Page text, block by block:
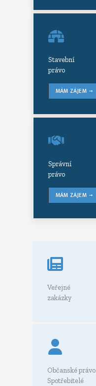
Stavební
právo
MÁM ZÁJEM
Správní
právo
MÁM ZÁJEM
Veřejné
zakázky
Občanské právo
Spotřebitelé